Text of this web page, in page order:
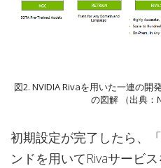
図2. NVIDIA Rivaを用いた一連の開
の図解 （出典：
初期設定が完了したら、
ンドを用いてRivaサービ